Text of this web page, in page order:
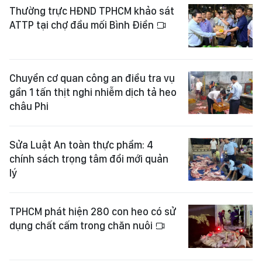
Thường trực HĐND TPHCM khảo sát
ATTP tại chợ đầu mối Bình Điền
Chuyển cơ quan công an điều tra vụ
gần 1 tấn thịt nghi nhiễm dịch tả heo
châu Phi
Sửa Luật An toàn thực phẩm: 4
chính sách trọng tâm đổi mới quản
lý
TPHCM phát hiện 280 con heo có sử
dụng chất cấm trong chăn nuôi